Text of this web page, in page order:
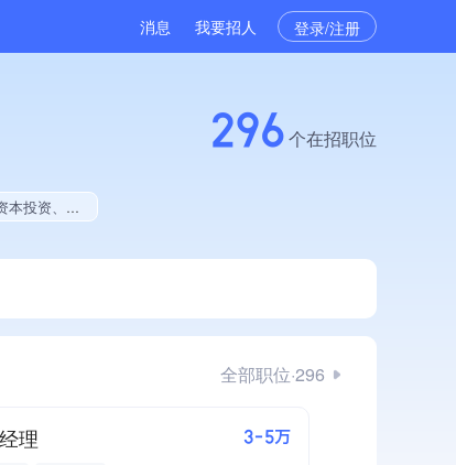
消息 我要招人 登录/注册
力、拥有多项作品、美术作品创作量位于同行前50
296个在招职位
全部职位·296
理 3-5万